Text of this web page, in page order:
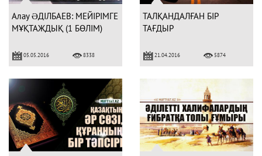
Алау ƏДІЛБАЕВ: МЕЙІРІМГЕ
МҰҚТАЖДЫҚ (1 БӨЛІМ)
05.05.2016 8338
ТАЛҚАНДАЛҒАН БІР
ТАҒДЫР
21.04.2016 5874